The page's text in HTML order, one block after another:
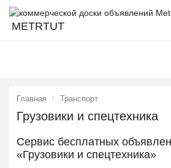
METRTUT
Главная Транспорт
Грузовики и спецтехника
Сервис бесплатных
«Грузовики и спецтехника»